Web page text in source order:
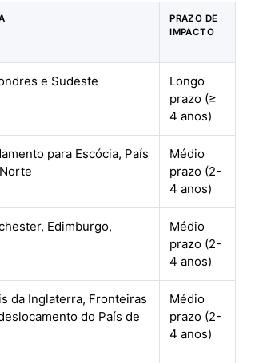
PRAZO DE
IMPACTO
e Sudeste
Longo
prazo (≥
4 anos)
para Escócia, País
Médio
prazo (2-
4 anos)
Edimburgo,
Médio
prazo (2-
4 anos)
da Inglaterra, Fronteiras
do País de
Médio
prazo (2-
4 anos)